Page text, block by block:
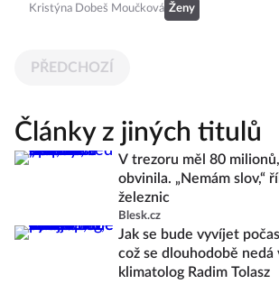
Kristýna Dobeš Moučková Ženy
PŘEDCHOZÍ
Články z jiných titulů
V trezoru měl 80
obvinila. „Nemám slov,“
železnic
Blesk.cz
Jak se bude vyvíjet
což se dlouhodobě nedá
klimatolog Radim Tolasz